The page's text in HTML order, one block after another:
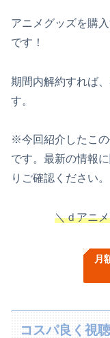
アニメグッズを購
です！
期間内解約すれば
す。
※今回紹介したこ
です。最新の情報
りご確認ください。
＼ｄアニ
月
コスパ良く視